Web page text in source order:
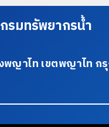
รมทรัพยากรน้ำ
พญาไท เขตพญาไท ก